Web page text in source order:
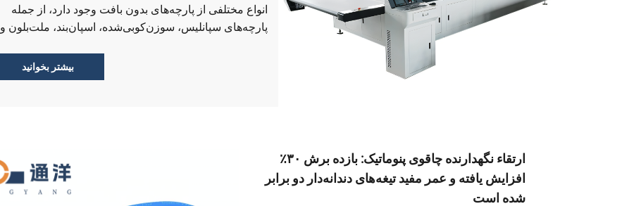
انواع مختلفی از پارچه‌های بدون بافت وجود دارد، از جمله
پارچه‌های سپانلیس، سوزن‌کوبی‌شده، اسپان‌بند، ملت‌بلون و
fluffy، ساختار تصادفی الیاف بدون بافت، انعطاف‌پذیری بالا
و حساسیت به ذوب هستند، که منجر به...
بیشتر بخوانید
ارتقاء نگهدارنده چاقوی پنوماتیک: بازده برش ۳۰٪
افزایش یافته و عمر مفید تیغه‌های دندانه‌دار دو برابر
شده است